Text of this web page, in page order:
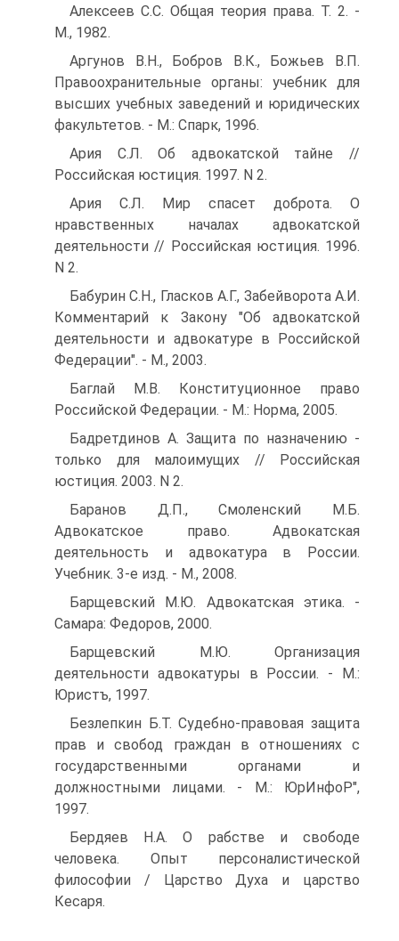
Алексеев С.С. Общая теория права. Т. 2. -
М., 1982.
Аргунов В.Н., Бобров В.К., Божьев В.П.
Правоохранительные органы: учебник для
высших учебных заведений и юридических
факультетов. - М.: Спарк, 1996.
Ария С.Л. Об адвокатской тайне //
Российская юстиция. 1997. N 2.
Ария С.Л. Мир спасет доброта. О
нравственных началах адвокатской
деятельности // Российская юстиция. 1996.
N 2.
Бабурин С.Н., Гласков А.Г., Забейворота А.И.
Комментарий к Закону "Об адвокатской
деятельности и адвокатуре в Российской
Федерации". - М., 2003.
Баглай М.В. Конституционное право
Российской Федерации. - М.: Норма, 2005.
Бадретдинов А. Защита по назначению -
только для малоимущих // Российская
юстиция. 2003. N 2.
Баранов Д.П., Смоленский М.Б.
Адвокатское право. Адвокатская
деятельность и адвокатура в России.
Учебник. 3-е изд. - М., 2008.
Барщевский М.Ю. Адвокатская этика. -
Самара: Федоров, 2000.
Барщевский М.Ю. Организация
деятельности адвокатуры в России. - М.:
Юристъ, 1997.
Безлепкин Б.Т. Судебно-правовая защита
прав и свобод граждан в отношениях с
государственными органами и
должностными лицами. - М.: ЮрИнфоР",
1997.
Бердяев Н.А. О рабстве и свободе
человека. Опыт персоналистической
философии / Царство Духа и царство
Кесаря.